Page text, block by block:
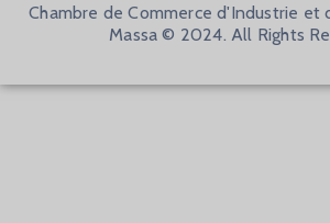
Chambre de Commerce d'Industrie et
Massa © 2024. All Rights